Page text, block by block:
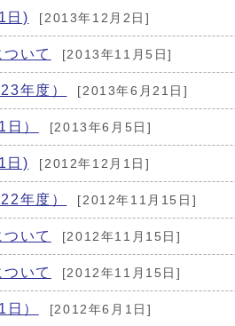
日) [2013年12月2日]
いて [2013年11月5日]
年度） [2013年6月21日]
） [2013年6月5日]
日) [2012年12月1日]
年度） [2012年11月15日]
いて [2012年11月15日]
いて [2012年11月15日]
） [2012年6月1日]